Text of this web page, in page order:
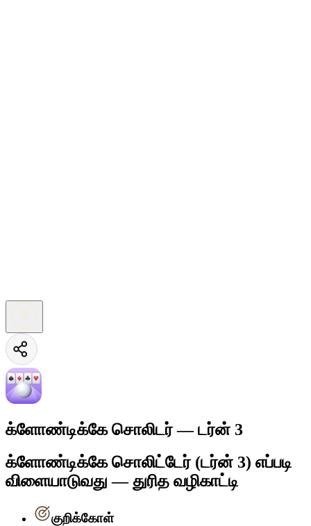
க்ளோண்டிக்கே சொலிடர் — டர்ன் 3
க்ளோண்டிக்கே சொலிட்டேர் (டர்ன் 3) எப்படி
விளையாடுவது — துரித வழிகாட்டி
குறிக்கோள்